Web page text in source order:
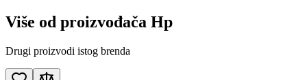
Više od proizvođača Hp
Drugi proizvodi istog brenda